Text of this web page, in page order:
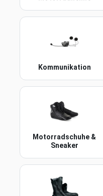
Kommunikation
Motorradschuhe &
Sneaker